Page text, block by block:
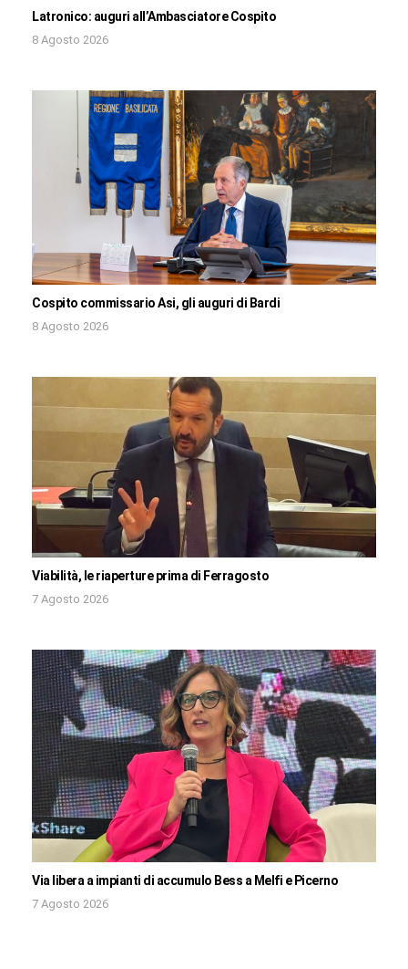
Latronico: auguri all’Ambasciatore Cospito
8 Agosto 2026
Cospito commissario Asi, gli auguri di Bardi
8 Agosto 2026
Viabilità, le riaperture prima di Ferragosto
7 Agosto 2026
Via libera a impianti di accumulo Bess a Melfi e Picerno
7 Agosto 2026